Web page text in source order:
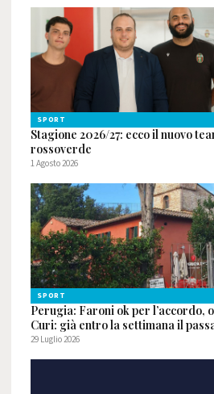
SPORT
Stagione 2026/27: ecco il nuovo
rossoverde
1 Agosto 2026
SPORT
Perugia: Faroni ok per l’accordo,
Curi: già entro la settimana il
29 Luglio 2026